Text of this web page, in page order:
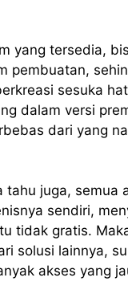
yang tersedia,
pembuatan,
sesuka
dalam versi
dari yang
tahu juga, semua
sendiri,
tidak gratis.
solusi lainnya,
akses yang